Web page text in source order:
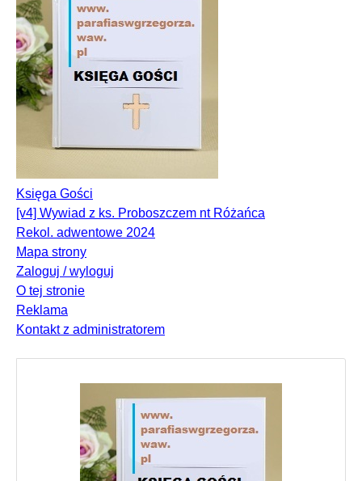
Księga Gości
[v4] Wywiad z ks. Proboszczem nt Różańca
Rekol. adwentowe 2024
Mapa strony
Zaloguj / wyloguj
O tej stronie
Reklama
Kontakt z administratorem